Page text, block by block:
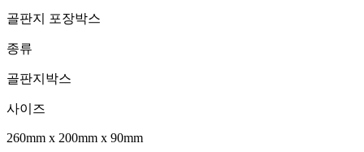
골판지 포장박스
종류
골판지박스
사이즈
260mm x 200mm x 90mm